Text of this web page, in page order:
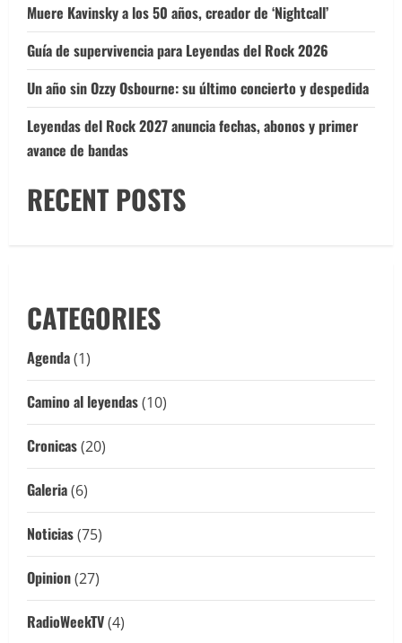
Muere Kavinsky a los 50 años, creador de ‘Nightcall’
Guía de supervivencia para Leyendas del Rock 2026
Un año sin Ozzy Osbourne: su último concierto y despedida
Leyendas del Rock 2027 anuncia fechas, abonos y primer
avance de bandas
RECENT POSTS
CATEGORIES
Agenda(1)
Camino al leyendas(10)
Cronicas(20)
Galeria(6)
Noticias(75)
Opinion(27)
RadioWeekTV(4)